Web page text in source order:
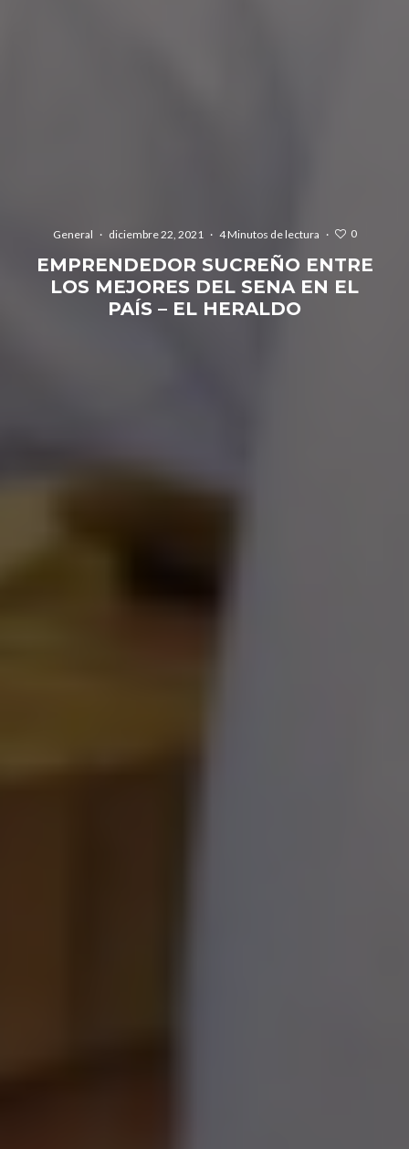
General · diciembre 22, 2021 · 4 Minutos de lectura · 0
EMPRENDEDOR SUCREÑO ENTRE
LOS MEJORES DEL SENA EN EL
PAÍS – EL HERALDO